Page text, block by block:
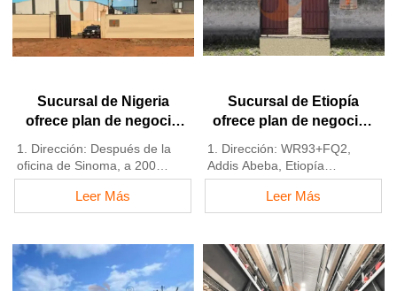
5. Recepción en línea 24
horas Whatsapp NO. :
+8618830120193，
Contáctenos para obtener
4. La calidad y el diseño están
basados en estándares
europeos
5. Recepción en línea 24
+8618830120193
Sucursal de Nigeria
ofrece plan de negocio
fabrica equipos para
granjas avícolas
1. Dirección: Después de la
oficina de Sinoma, a 200
metros cerca de la estación
de servicio Danco, autopista
Lagos/Ibadan, estado de
2. Fábrica de equipos y jaulas
para avicultura y existencias
para la venta
Leer Más
Sucursal de Etiopía
ofrece plan de negocios
fabrica equipos para
granjas avícolas
1. Dirección: WR93+FQ2,
Addis Abeba, Etiopía
2. Stock de jaulas avícolas y
equipos para granjas avícolas
en venta
avícolas etíopes
4. La calidad y el diseño están
basados en estándares
Leer Más